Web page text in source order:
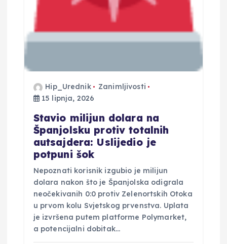
v
a
Hip_Urednik
Zanimljivosti
15 lipnja, 2026
Stavio milijun dolara na
Španjolsku protiv totalnih
autsajdera: Uslijedio je
potpuni šok
Nepoznati korisnik izgubio je milijun
dolara nakon što je Španjolska odigrala
neočekivanih 0:0 protiv Zelenortskih Otoka
u prvom kolu Svjetskog prvenstva. Uplata
je izvršena putem platforme Polymarket,
a potencijalni dobitak…